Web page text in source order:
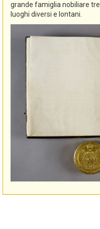
grande famiglia nobiliare
luoghi diversi e lontani.